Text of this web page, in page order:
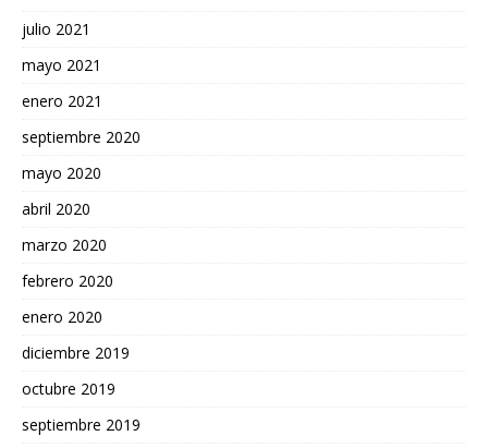
julio 2021
mayo 2021
enero 2021
septiembre 2020
mayo 2020
abril 2020
marzo 2020
febrero 2020
enero 2020
diciembre 2019
octubre 2019
septiembre 2019